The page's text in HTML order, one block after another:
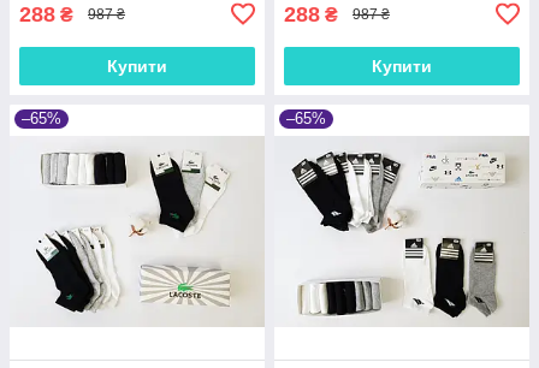
288 ₴ 987 ₴
Купити
288 ₴ 987 ₴
Купити
–65% –65%